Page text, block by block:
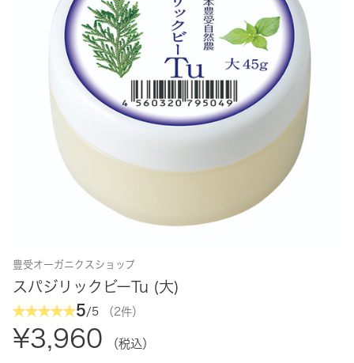
豊受オーガニクスショップ
スパジリックビーTu (大)
5/5 （2件）
¥3,960 （税込）